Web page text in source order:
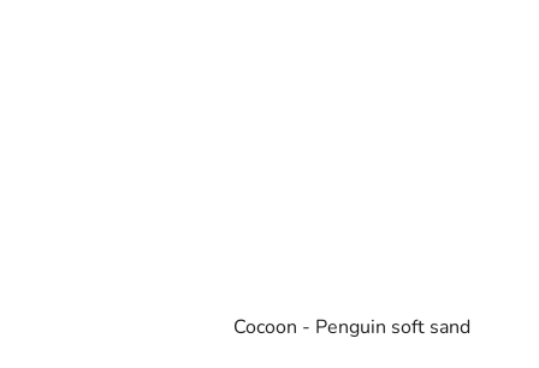
Cocoon - Penguin soft sand